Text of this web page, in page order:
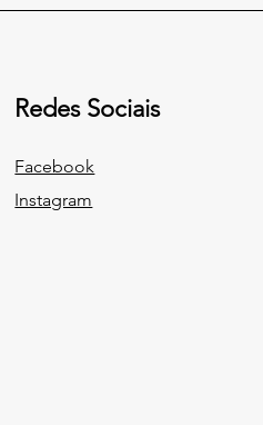
Redes Sociais
Facebook
Instagram